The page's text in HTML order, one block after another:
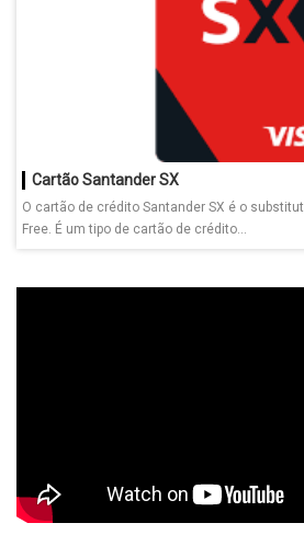
Cartão Santander SX
O cartão de crédito Santander SX é o
Free. É um tipo de cartão de crédito...